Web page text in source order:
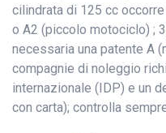
cilindrata di 125 cc
o A2 (piccolo motociclo) ;
necessaria una patente A
compagnie di noleggio
internazionale (IDP) e un
con carta); controlla